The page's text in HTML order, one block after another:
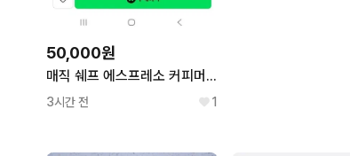
50,000원
매직 쉐프 에스프레소 커피머신기
3시간 전 1